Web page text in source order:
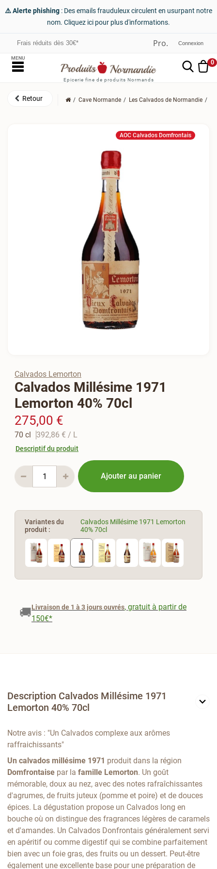
⚠️ Alerte phishing : Des emails frauduleux circulent en usurpant notre
nom. Cliquez ici pour plus d'informations.
Frais réduits dès 30€* Connexion
Epicerie fine de produits Normands
0
MENU
Cave Normande Les Calvados de Normandie
AOC Calvados Domfrontais
Calvados Lemorton
Calvados Millésime 1971
Lemorton 40% 70cl
275,00 €
70 cl 392,86 € / L
Descriptif du produit
Ajouter au panier
Variantes du
produit :
Calvados Millésime 1971 Lemorton
40% 70cl
🚚Livraison de 1 à 3 jours ouvrés, gratuit à partir de
150€*
Description Calvados Millésime 1971
Lemorton 40% 70cl
Notre avis : "Un Calvados complexe aux arômes
raffraichissants"
Un calvados millésime 1971 produit dans la région
Domfrontaise par la famille Lemorton. Un goût
mémorable, doux au nez, avec des notes rafraîchissantes
d'agrumes, de fruits juteux (pomme et poire) et de douces
épices. La dégustation propose un Calvados long en
bouche où on distingue des fragrances légères de caramels
et d'amandes. Un Calvados Donfrontais généralement servi
en apéritif ou comme digestif qui se combine parfaitement
bien avec un foie gras, des fruits ou un dessert. Peut-être
également une excellente base pour une préparation de